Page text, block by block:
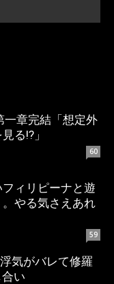
一章完結「想定外
る!?」
60
ィリピーナと遊
やる気さえあれ
59
気がバレて修羅
い